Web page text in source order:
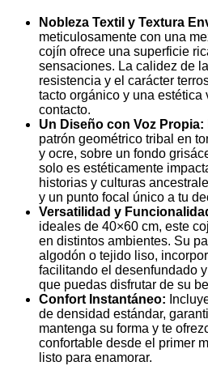
Nobleza Textil y Textura
meticulosamente con una
cojín ofrece una superficie
sensaciones. La calidez de
resistencia y el carácter
tacto orgánico y una estética
contacto.
Un Diseño con Voz Propia:
patrón geométrico tribal en
y ocre, sobre un fondo
solo es estéticamente
historias y culturas
y un punto focal único a tu
Versatilidad y
ideales de 40×60 cm, este
en distintos ambientes. Su
algodón o tejido liso,
facilitando el desenfundado
que puedas disfrutar de su
Confort Instantáneo:
de densidad estándar,
mantenga su forma y te
confortable desde el primer
listo para enamorar.